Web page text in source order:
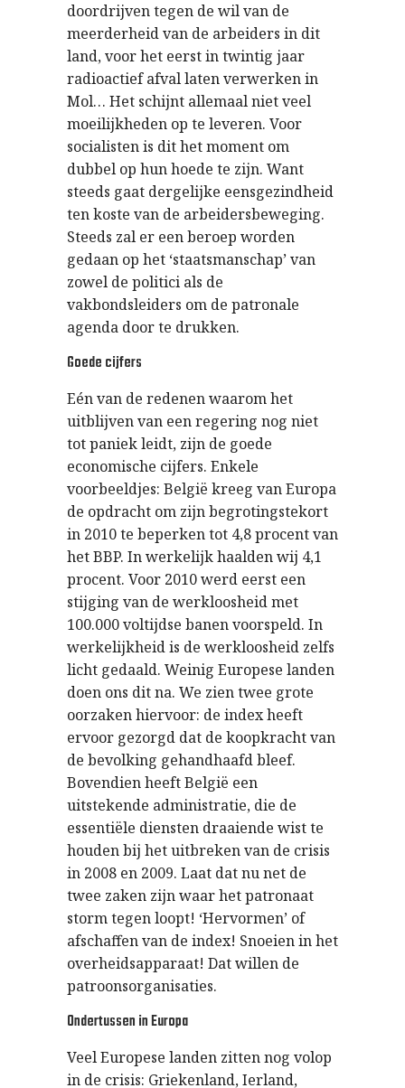
doordrijven tegen de wil van de
meerderheid van de arbeiders in dit
land, voor het eerst in twintig jaar
radioactief afval laten verwerken in
Mol… Het schijnt allemaal niet veel
moeilijkheden op te leveren. Voor
socialisten is dit het moment om
dubbel op hun hoede te zijn. Want
steeds gaat dergelijke eensgezindheid
ten koste van de arbeidersbeweging.
Steeds zal er een beroep worden
gedaan op het ‘staatsmanschap’ van
zowel de politici als de
vakbondsleiders om de patronale
agenda door te drukken.
Goede cijfers
Eén van de redenen waarom het
uitblijven van een regering nog niet
tot paniek leidt, zijn de goede
economische cijfers. Enkele
voorbeeldjes: België kreeg van Europa
de opdracht om zijn begrotingstekort
in 2010 te beperken tot 4,8 procent van
het BBP. In werkelijk haalden wij 4,1
procent. Voor 2010 werd eerst een
stijging van de werkloosheid met
100.000 voltijdse banen voorspeld. In
werkelijkheid is de werkloosheid zelfs
licht gedaald. Weinig Europese landen
doen ons dit na. We zien twee grote
oorzaken hiervoor: de index heeft
ervoor gezorgd dat de koopkracht van
de bevolking gehandhaafd bleef.
Bovendien heeft België een
uitstekende administratie, die de
essentiële diensten draaiende wist te
houden bij het uitbreken van de crisis
in 2008 en 2009. Laat dat nu net de
twee zaken zijn waar het patronaat
storm tegen loopt! ‘Hervormen’ of
afschaffen van de index! Snoeien in het
overheidsapparaat! Dat willen de
patroonsorganisaties.
Ondertussen in Europa
Veel Europese landen zitten nog volop
in de crisis: Griekenland, Ierland,